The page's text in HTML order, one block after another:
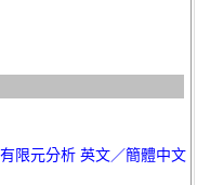
限元分析 英文／簡體中文